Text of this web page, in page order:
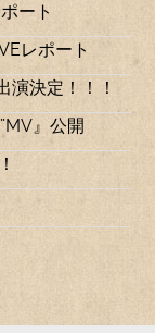
ート
レポート
演決定！！！
』公開